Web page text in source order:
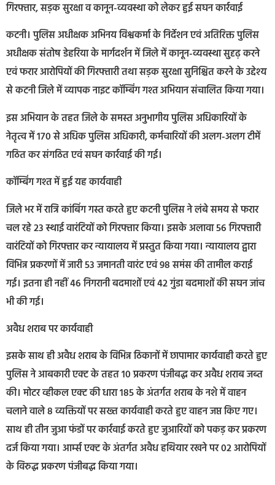
गिरफ्तार, सड़क सुरक्षा व कानून-व्यवस्था को लेकर हुई सघन कार्रवाई
कटनी। पुलिस अधीक्षक अभिनय विश्वकर्मा के निर्देशन एवं अतिरिक्त पुलिस
अधीक्षक संतोष डेहरिया के मार्गदर्शन में जिले में कानून-व्यवस्था सुदृढ़ करने
एवं फरार आरोपियों की गिरफ्तारी तथा सड़क सुरक्षा सुनिश्चित करने के उद्देश्य
से कटनी जिले में व्यापक नाइट कॉम्बिंग गश्त अभियान संचालित किया गया।
इस अभियान के तहत जिले के समस्त अनुभागीय पुलिस अधिकारियों के
नेतृत्व में 170 से अधिक पुलिस अधिकारी, कर्मचारियों की अलग-अलग टीमें
गठित कर संगठित एवं सघन कार्रवाई की गई।
कॉम्बिंग गश्त में हुई यह कार्यवाही
जिले भर में रात्रि कांबिंग गस्त करते हुए कटनी पुलिस ने लंबे समय से फरार
चल रहे 23 स्थाई वारंटियों को गिरफ्तार किया। इसके अलावा 56 गिरफ्तारी
वारंटियों को गिरफ्तार कर न्यायालय में प्रस्तुत किया गया। न्यायालय द्वारा
विभिन्न प्रकरणों में जारी 53 जमानती वारंट एवं 98 समंस की तामील कराई
गई। इतना ही नहीं 46 निगरानी बदमाशों एवं 42 गुंडा बदमाशों की सघन जांच
भी की गई।
अवैध शराब पर कार्यवाही
इसके साथ ही अवैध शराब के विभिन्न ठिकानों में छापामार कार्यवाही करते हुए
पुलिस ने आबकारी एक्ट के तहत 10 प्रकरण पंजीबद्ध कर अवैध शराब जब्त
की। मोटर व्हीकल एक्ट की धारा 185 के अंतर्गत शराब के नशे में वाहन
चलाने वाले 8 व्यक्तियों पर सख्त कार्यवाही करते हुए वाहन जप्त किए गए।
साथ ही तीन जुआ फंडों पर कार्रवाई करते हुए जुआरियों को पकड़ कर प्रकरण
दर्ज किया गया। आर्म्स एक्ट के अंतर्गत अवैध हथियार रखने पर 02 आरोपियों
के विरुद्ध प्रकरण पंजीबद्ध किया गया।